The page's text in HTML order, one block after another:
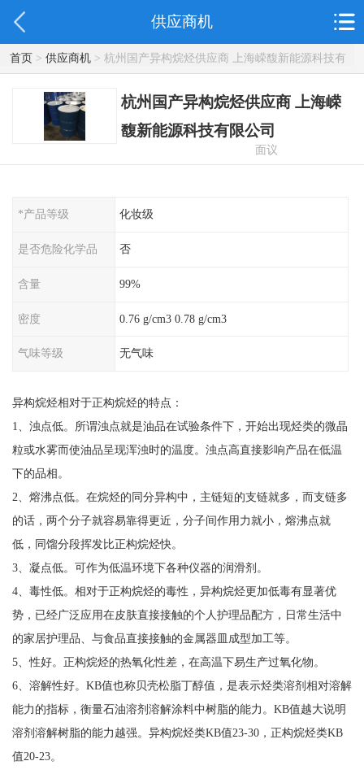
供应商机
首页> 供应商机> 杭州国产异构烷烃供应商 上海嵘馥新能源科技有
限公司
杭州国产异构烷烃供应商 上海嵘
馥新能源科技有限公司
面议
*产品等级 化妆级
是否危险化学品 否
含量 99%
密度 0.76 g/cm3 0.78 g/cm3
气味等级 无气味
异构烷烃相对于正构烷烃的特点：
1、浊点低。所谓浊点就是油品在试验条件下，开始出现烃类的微晶
粒或水雾而使油品呈现浑浊时的温度。浊点高直接影响产品在低温
下的品相。
2、熔沸点低。在烷烃的同分异构中，主链短的支链就多，而支链多
的话，两个分子就容易靠得更近，分子间作用力就小，熔沸点就
低，同馏分段挥发比正构烷烃快。
3、凝点低。可作为低温环境下各种仪器的润滑剂。
4、毒性低。相对于正构烷烃的毒性，异构烷烃更加低毒有显著优
势，已经广泛应用在皮肤直接接触的个人护理品配方，日常生活中
的家居护理品、与食品直接接触的金属器皿成型加工等。
5、性好。正构烷烃的热氧化性差，在高温下易生产过氧化物。
6、溶解性好。KB值也称贝壳松脂丁醇值，是表示烃类溶剂相对溶解
能力的指标，衡量石油溶剂溶解涂料中树脂的能力。KB值越大说明
溶剂溶解树脂的能力越强。异构烷烃类KB值23-30，正构烷烃类KB
值20-23。